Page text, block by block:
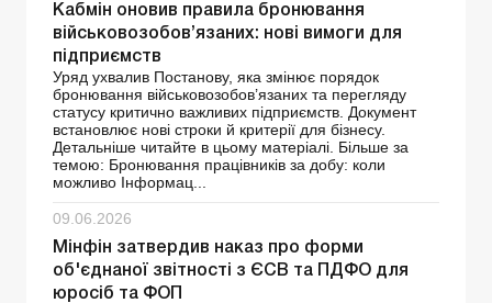
Кабмін оновив правила бронювання
військовозобов’язаних: нові вимоги для
підприємств
Уряд ухвалив Постанову, яка змінює порядок
бронювання військовозобов’язаних та перегляду
статусу критично важливих підприємств. Документ
встановлює нові строки й критерії для бізнесу.
Детальніше читайте в цьому матеріалі. Більше за
темою: Бронювання працівників за добу: коли
можливо Інформац...
09.06.2026
Мінфін затвердив наказ про форми
об'єднаної звітності з ЄСВ та ПДФО для
юросіб та ФОП